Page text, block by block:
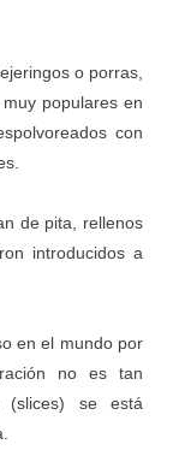
o porras,
populares en
con
de pita, rellenos
introducidos a
en el mundo por
no es tan
se está